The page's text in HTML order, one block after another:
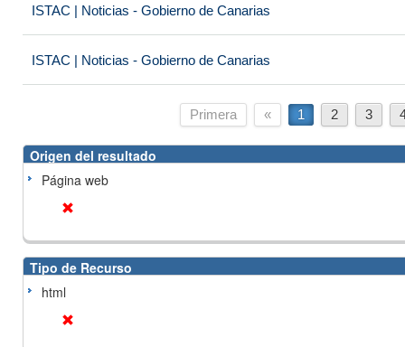
ISTAC | Noticias - Gobierno de Canarias
ISTAC | Noticias - Gobierno de Canarias
Primera « 1 2 3
Origen del resultado
Página web
Tipo de Recurso
html